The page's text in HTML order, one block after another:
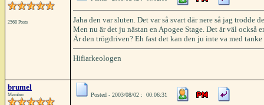
2568 Posts
Jaha den var sluten. Det var så svart där nere så jag trodde
Men nu är det ju nästan en Apogee Stage. Det är väl också
Är den trögdriven? Eh fast det kan den ju inte va med tanke
Hifiarkeologen
brumel
Member Posted - 2003/08/02 : 00:06:31